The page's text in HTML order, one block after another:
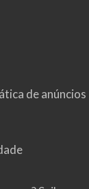
de anúncios